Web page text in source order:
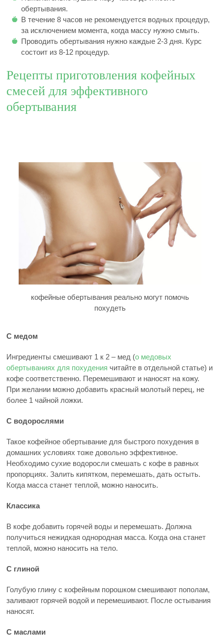
обертывания.
В течение 8 часов не рекомендуется водных процедур,
за исключением момента, когда массу нужно смыть.
Проводить обертывания нужно каждые 2-3 дня. Курс
состоит из 8-12 процедур.
Рецепты приготовления кофейных
смесей для эффективного
обертывания
кофейные обертывания реально могут помочь
похудеть
С медом
Ингредиенты смешивают 1 к 2 – мед (о медовых
обертываниях для похудения читайте в отдельной статье) и
кофе соответственно. Перемешивают и наносят на кожу.
При желании можно добавить красный молотый перец, не
более 1 чайной ложки.
С водорослями
Такое кофейное обертывание для быстрого похудения в
домашних условиях тоже довольно эффективное.
Необходимо сухие водоросли смешать с кофе в равных
пропорциях. Залить кипятком, перемешать, дать остыть.
Когда масса станет теплой, можно наносить.
Классика
В кофе добавить горячей воды и перемешать. Должна
получиться нежидкая однородная масса. Когда она станет
теплой, можно наносить на тело.
С глиной
Голубую глину с кофейным порошком смешивают пополам,
заливают горячей водой и перемешивают. После остывания
наносят.
С маслами